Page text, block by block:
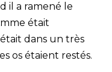
il a ramené le
était
dans un très
os étaient restés.